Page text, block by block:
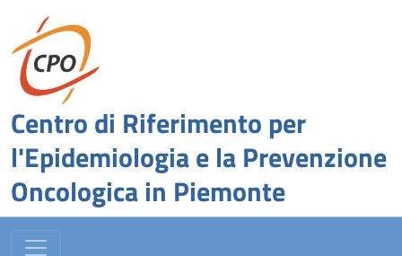
Centro di Riferimento per
l'Epidemiologia e la Prevenzione
Oncologica in Piemonte